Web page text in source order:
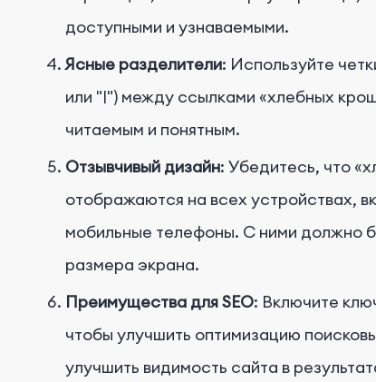
доступными и узнаваемыми.
Ясные разделители: Используйте
или "|") между ссылками «хлебных
читаемым и понятным.
Отзывчивый дизайн: Убедитесь, что
отображаются на всех устройствах,
мобильные телефоны. С ними должно
размера экрана.
Преимущества для SEO: Включите
чтобы улучшить оптимизацию
улучшить видимость сайта в